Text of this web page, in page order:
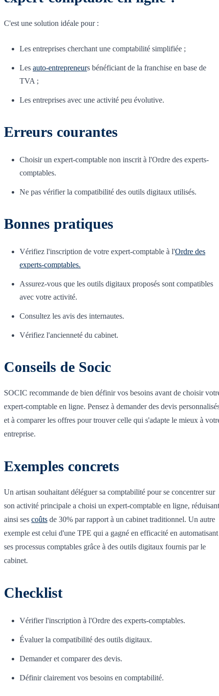
C'est une solution idéale pour :
Les entreprises cherchant une comptabilité simplifiée ;
Les auto-entrepreneurs bénéficiant de la franchise en base de
TVA ;
Les entreprises avec une activité peu évolutive.
Erreurs courantes
Choisir un expert-comptable non inscrit à l'Ordre des experts-
comptables.
Ne pas vérifier la compatibilité des outils digitaux utilisés.
Bonnes pratiques
Vérifiez l'inscription de votre expert-comptable à l'Ordre des
experts-comptables.
Assurez-vous que les outils digitaux proposés sont compatibles
avec votre activité.
Consultez les avis des internautes.
Vérifiez l'ancienneté du cabinet.
Conseils de Socic
SOCIC recommande de bien définir vos besoins avant de choisir
expert-comptable en ligne. Pensez à demander des devis
et à comparer les offres pour trouver celle qui s'adapte le mieux à
entreprise.
Exemples concrets
Un artisan souhaitant déléguer sa comptabilité pour se concentrer sur
son activité principale a choisi un expert-comptable en ligne, réduisant
ainsi ses coûts de 30% par rapport à un cabinet traditionnel. Un autre
exemple est celui d'une TPE qui a gagné en efficacité en automatisant
ses processus comptables grâce à des outils digitaux fournis par le
cabinet.
Checklist
Vérifier l'inscription à l'Ordre des experts-comptables.
Évaluer la compatibilité des outils digitaux.
Demander et comparer des devis.
Définir clairement vos besoins en comptabilité.